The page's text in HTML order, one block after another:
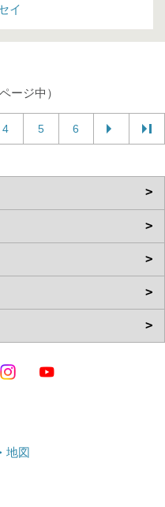
イ
ージ中）
4 5 6
地図